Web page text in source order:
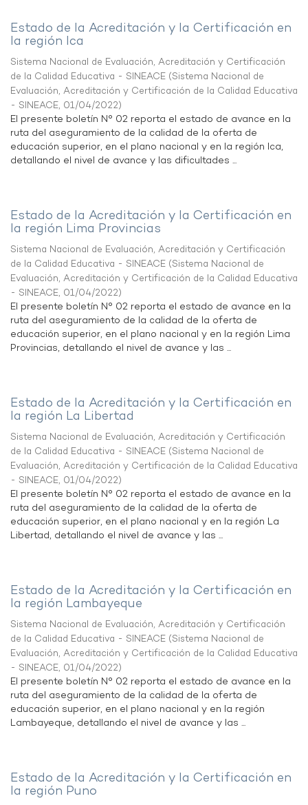
Estado de la Acreditación y la Certificación en
la región Ica
Sistema Nacional de Evaluación, Acreditación y Certificación
de la Calidad Educativa - SINEACE (Sistema Nacional de
Evaluación, Acreditación y Certificación de la Calidad Educativa
- SINEACE, 01/04/2022)
El presente boletín N° 02 reporta el estado de avance en la
ruta del aseguramiento de la calidad de la oferta de
educación superior, en el plano nacional y en la región Ica,
detallando el nivel de avance y las dificultades ...
Estado de la Acreditación y la Certificación en
la región Lima Provincias
Sistema Nacional de Evaluación, Acreditación y Certificación
de la Calidad Educativa - SINEACE (Sistema Nacional de
Evaluación, Acreditación y Certificación de la Calidad Educativa
- SINEACE, 01/04/2022)
El presente boletín N° 02 reporta el estado de avance en la
ruta del aseguramiento de la calidad de la oferta de
educación superior, en el plano nacional y en la región Lima
Provincias, detallando el nivel de avance y las ...
Estado de la Acreditación y la Certificación en
la región La Libertad
Sistema Nacional de Evaluación, Acreditación y Certificación
de la Calidad Educativa - SINEACE (Sistema Nacional de
Evaluación, Acreditación y Certificación de la Calidad Educativa
- SINEACE, 01/04/2022)
El presente boletín N° 02 reporta el estado de avance en la
ruta del aseguramiento de la calidad de la oferta de
educación superior, en el plano nacional y en la región La
Libertad, detallando el nivel de avance y las ...
Estado de la Acreditación y la Certificación en
la región Lambayeque
Sistema Nacional de Evaluación, Acreditación y Certificación
de la Calidad Educativa - SINEACE (Sistema Nacional de
Evaluación, Acreditación y Certificación de la Calidad Educativa
- SINEACE, 01/04/2022)
El presente boletín N° 02 reporta el estado de avance en la
ruta del aseguramiento de la calidad de la oferta de
educación superior, en el plano nacional y en la región
Lambayeque, detallando el nivel de avance y las ...
Estado de la Acreditación y la Certificación en
la región Puno